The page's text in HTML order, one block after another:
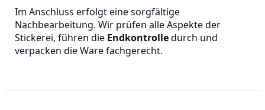
Im Anschluss erfolgt eine sorgfältige
Nachbearbeitung. Wir prüfen alle Aspekte der
Stickerei, führen die Endkontrolledurch und
verpacken die Ware fachgerecht.